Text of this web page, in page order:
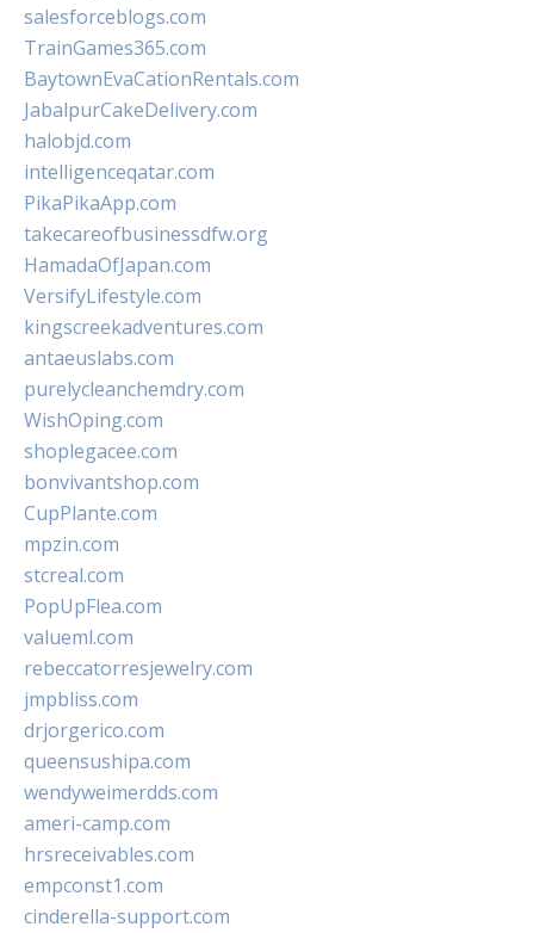
salesforceblogs.com
TrainGames365.com
BaytownEvaCationRentals.com
JabalpurCakeDelivery.com
halobjd.com
intelligenceqatar.com
PikaPikaApp.com
takecareofbusinessdfw.org
HamadaOfJapan.com
VersifyLifestyle.com
kingscreekadventures.com
antaeuslabs.com
purelycleanchemdry.com
WishOping.com
shoplegacee.com
bonvivantshop.com
CupPlante.com
mpzin.com
stcreal.com
PopUpFlea.com
valueml.com
rebeccatorresjewelry.com
jmpbliss.com
drjorgerico.com
queensushipa.com
wendyweimerdds.com
ameri-camp.com
hrsreceivables.com
empconst1.com
cinderella-support.com